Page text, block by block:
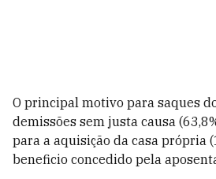
O principal motivo para saques
demissões sem justa causa
para a aquisição da casa própria
beneficio concedido pela